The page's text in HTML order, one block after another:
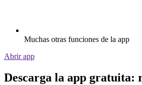
Muchas otras funciones de la app
Abrir app
Descarga la app gratuita: